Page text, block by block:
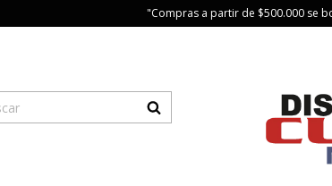
"Compras a partir de $500.000 se